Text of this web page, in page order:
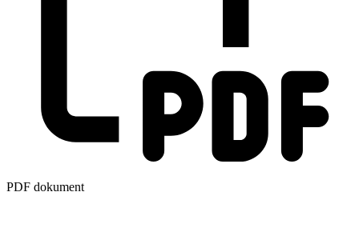
PDF dokument